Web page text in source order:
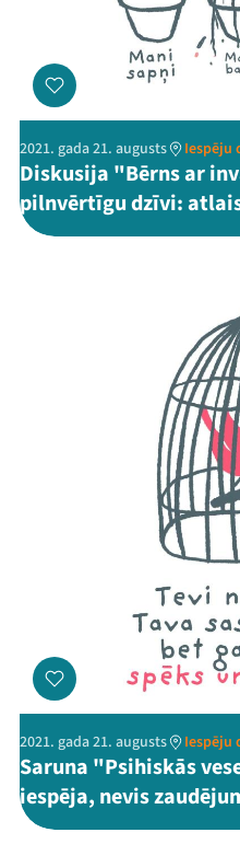
2021. gada 21. augusts Iespēju
Diskusija "Bērns ar
pilnvērtīgu dzīvi:
2021. gada 21. augusts Iespēju
Saruna "Psihiskās
iespēja, nevis